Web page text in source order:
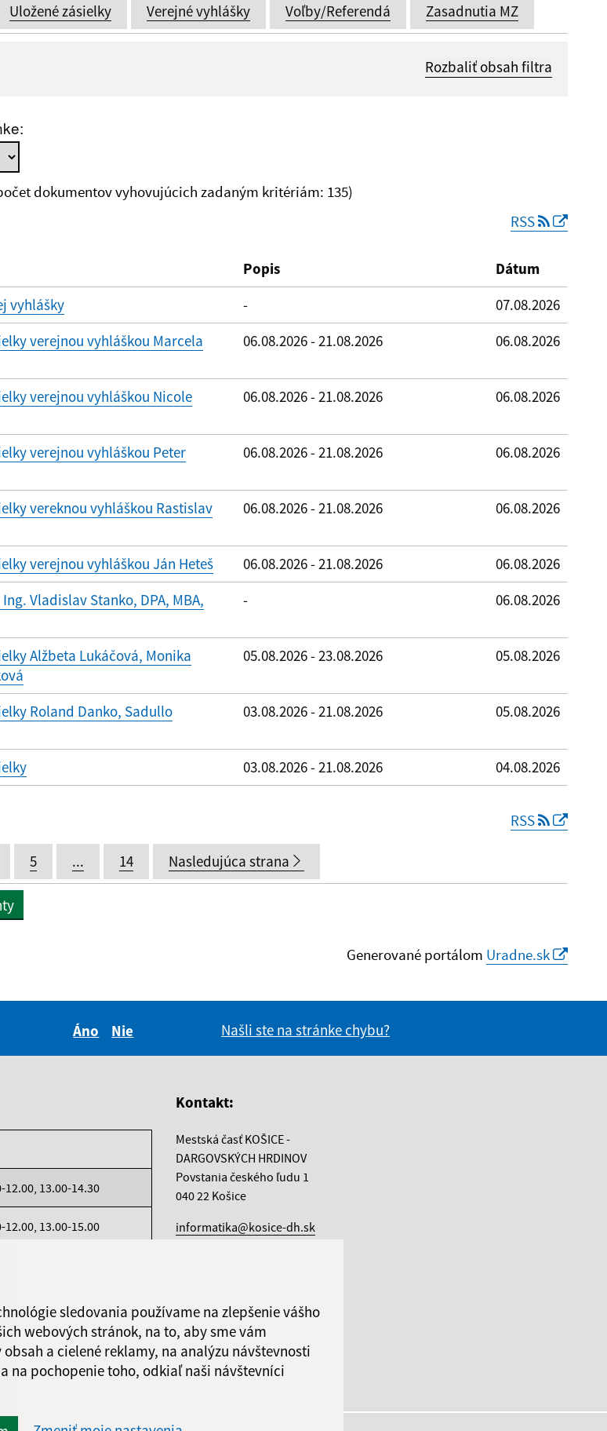
sledovania používame na zlepšenie vášho
webových stránok, na to, aby sme vám
a cielené reklamy, na analýzu návštevnosti
na pochopenie toho, odkiaľ naši návštevníci
Uložené zásielky Verejné vyhlášky Voľby/Referendá Zasadnutia MZ
Rozbaliť obsah filtra
dokumentov vyhovujúcich zadaným kritériám: 135)
RSS
Popis
Dátum
vyhlášky
-
07.08.2026
verejnou vyhláškou Marcela
06.08.2026 - 21.08.2026 06.08.2026
verejnou vyhláškou Nicole
06.08.2026 - 21.08.2026 06.08.2026
verejnou vyhláškou Peter
06.08.2026 - 21.08.2026 06.08.2026
vereknou vyhláškou Rastislav
06.08.2026 - 21.08.2026 06.08.2026
verejnou vyhláškou Ján Heteš 06.08.2026 - 21.08.2026
06.08.2026
Vladislav Stanko, DPA, MBA,
- 06.08.2026
Alžbeta Lukáčová, Monika
05.08.2026 - 23.08.2026 05.08.2026
Roland Danko, Sadullo
03.08.2026 - 21.08.2026 05.08.2026
03.08.2026 - 21.08.2026 04.08.2026
RSS
5 ... 14 Nasledujúca strana
Generované portálom Uradne.sk
Áno
Nie
Našli ste na stránke chybu?
12.00, 13.00-14.30
12.00, 13.00-15.00
12.00
12.00
Kontakt:
Mestská časť KOŠICE -
DARGOVSKÝCH HRDINOV
Povstania českého ľudu 1
040 22 Košice
informatika@kosice-dh.sk